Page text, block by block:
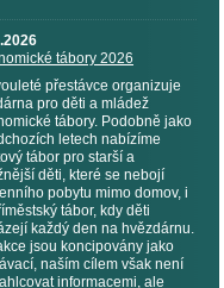
tábory 2026
přestávce organizuje
pro děti a mládež
tábory. Podobně jako
letech nabízíme
tábor pro starší a
děti, které se nebojí
pobytu mimo domov, i
tábor, kdy děti
každý den na hvězdárnu.
jsou koncipovány jako
naším cílem však není
informacemi, ale